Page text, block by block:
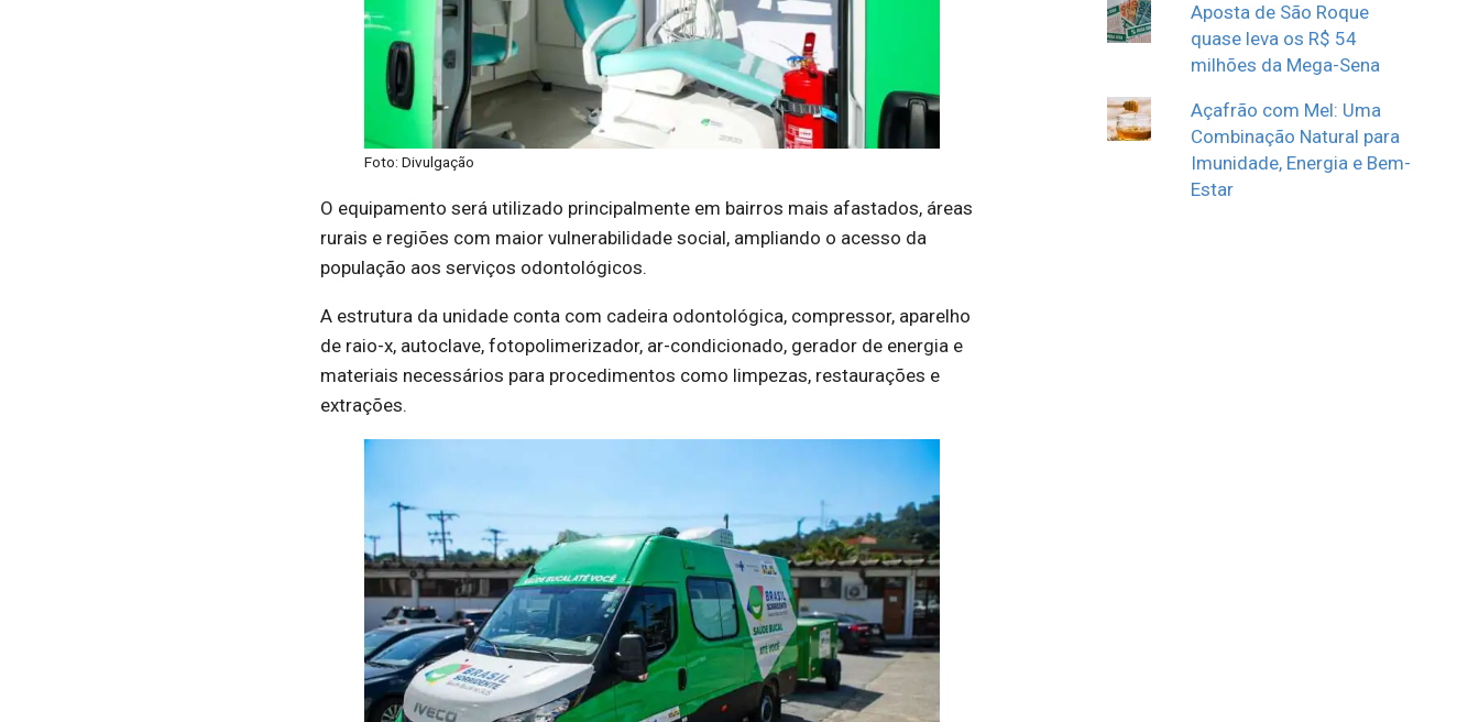
Foto: Divulgação
O equipamento será utilizado principalmente em bairros mais afastados, áreas
rurais e regiões com maior vulnerabilidade social, ampliando o acesso da
população aos serviços odontológicos.
A estrutura da unidade conta com cadeira odontológica, compressor, aparelho
de raio-x, autoclave, fotopolimerizador, ar-condicionado, gerador de energia e
materiais necessários para procedimentos como limpezas, restaurações e
extrações.
Aposta de São Roque
quase leva os R$ 54
milhões da Mega-Sena
Açafrão com Mel: Uma
Combinação Natural para
Imunidade, Energia e Bem-
Estar